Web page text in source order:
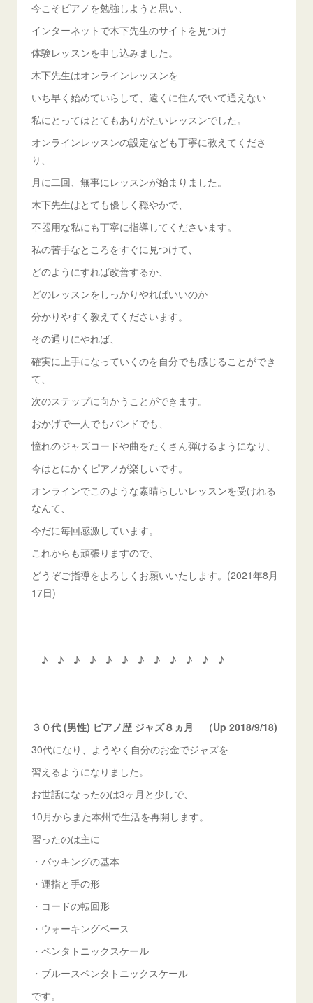
今こそピアノを勉強しようと思い、
インターネットで木下先生のサイトを見つけ
体験レッスンを申し込みました。
木下先生はオンラインレッスンを
いち早く始めていらして、遠くに住んでいて通えない
私にとってはとてもありがたいレッスンでした。
オンラインレッスンの設定なども丁寧に教えてくださ
り、
月に二回、無事にレッスンが始まりました。
木下先生はとても優しく穏やかで、
不器用な私にも丁寧に指導してくださいます。
私の苦手なところをすぐに見つけて、
どのようにすれば改善するか、
どのレッスンをしっかりやればいいのか
分かりやすく教えてくださいます。
その通りにやれば、
確実に上手になっていくのを自分でも感じることができ
て、
次のステップに向かうことができます。
おかげで一人でもバンドでも、
憧れのジャズコードや曲をたくさん弾けるようになり、
今はとにかくピアノが楽しいです。
オンラインでこのような素晴らしいレッスンを受けれる
なんて、
今だに毎回感激しています。
これからも頑張りますので、
どうぞご指導をよろしくお願いいたします。(2021年8月
17日)
♪ ♪ ♪ ♪ ♪ ♪ ♪ ♪ ♪ ♪ ♪ ♪
３０代 (男性) ピアノ歴 ジャズ８ヵ月 （Up 2018/9/18)
30代になり、ようやく自分のお金でジャズを
習えるようになりました。
お世話になったのは3ヶ月と少しで、
10月からまた本州で生活を再開します。
習ったのは主に
・バッキングの基本
・運指と手の形
・コードの転回形
・ウォーキングベース
・ペンタトニックスケール
・ブルースペンタトニックスケール
です。